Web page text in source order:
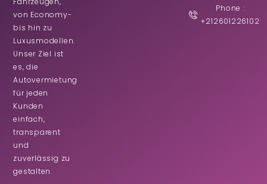
von Economy-
bis hin zu
Luxusmodellen.
Unser Ziel ist
es, die
Autovermietung
für jeden
Kunden
einfach,
transparent
und
zuverlässig zu
gestalten.
Phone :
+212601226102